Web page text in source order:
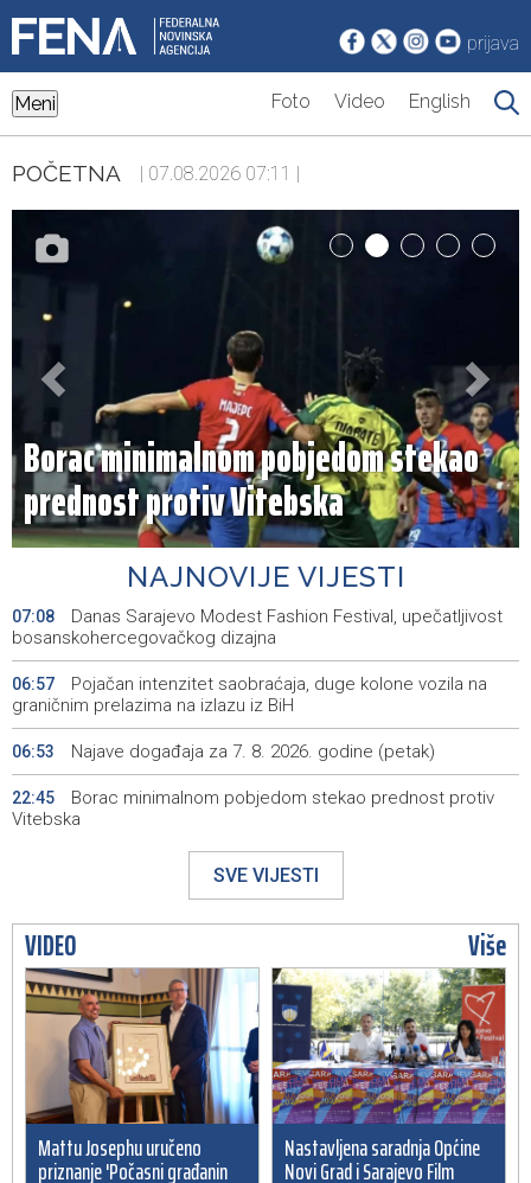
prijava
Meni Foto Video English
POČETNA | 07.08.2026 07:11 |
Borac minimalnom pobjedom stekao
prednost protiv Vitebska
NAJNOVIJE VIJESTI
07:08
Danas Sarajevo Modest Fashion Festival, upečatljivost
bosanskohercegovačkog dizajna
06:57
Pojačan intenzitet saobraćaja, duge kolone vozila na
graničnim prelazima na izlazu iz BiH
06:53 Najave događaja za 7. 8. 2026. godine (petak)
22:45
Borac minimalnom pobjedom stekao prednost protiv
Vitebska
Bacačice kugle Bešlija i Baručija bez plasmana u finale
20:36
Počeo memorijalni turnir 'Streetball Tomislavgrad 2026.
Branimir Mašić Bani'
20:26
Na Vilsonovom šetalištu u Sarajevu predstavljeno 50
luksuznih i sportskih automobila
Announcement of events for Friday, 7 August 2026
19:55
Drugi Festival bakri okupio mještane i posjetitelje kod
Livna
SVE VIJESTI
VIDEO Više
Mattu Josephu uručeno
priznanje 'Počasni građanin
Nastavljena saradnja Općine
Novi Grad i Sarajevo Film